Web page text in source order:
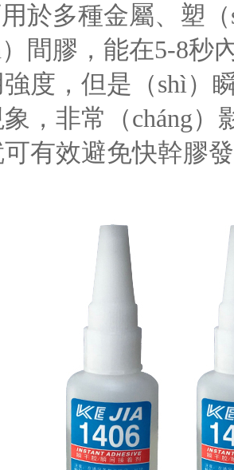
於多種金屬、塑
間膠，能在5-8秒
度，但是（shì）
，非常（cháng
有效避免快幹膠